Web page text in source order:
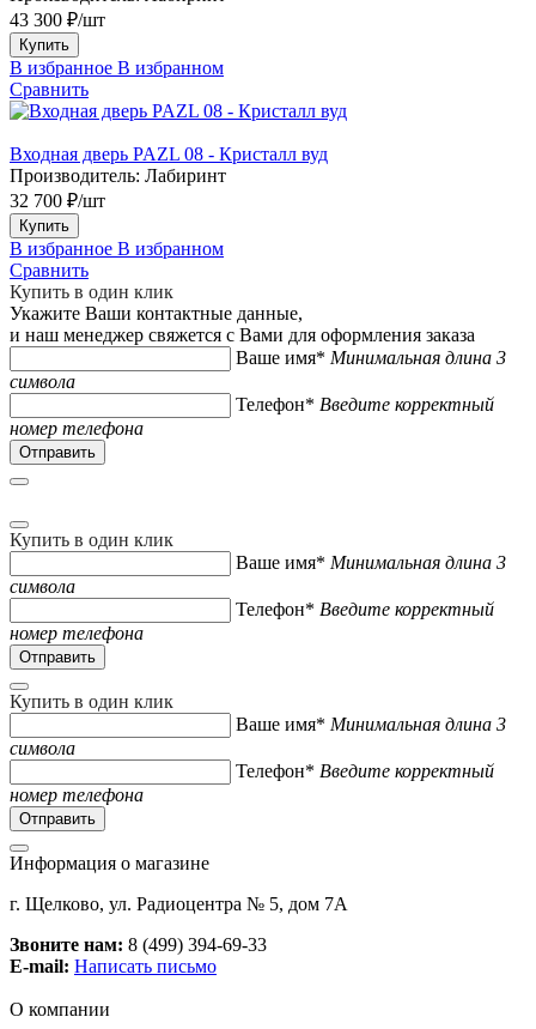
43 300 ₽/шт
Купить
В избранное В избранном
Сравнить
Входная дверь PAZL 08 - Кристалл вуд
Производитель: Лабиринт
32 700 ₽/шт
Купить
В избранное В избранном
Сравнить
Купить в один клик
Укажите Ваши контактные данные,
и наш менеджер свяжется с Вами для оформления заказа
Ваше имя* Минимальная длина 3
символа
Телефон* Введите корректный
номер телефона
Купить в один клик
Ваше имя* Минимальная длина 3
символа
Телефон* Введите корректный
номер телефона
Купить в один клик
Ваше имя* Минимальная длина 3
символа
Телефон* Введите корректный
номер телефона
Информация о магазине
г. Щелково, ул. Радиоцентра № 5, дом 7А
Звоните нам: 8 (499) 394-69-33
E-mail: Написать письмо
О компании